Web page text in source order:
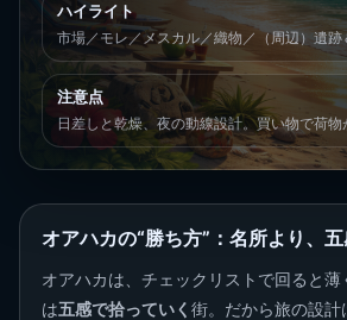
ハイライト
市場／モレ／メスカル／織物／（周辺）遺跡
注意点
日差しと乾燥、夜の動線設計。買い物で荷物
オアハカの“勝ち方”：名所より、
オアハカは、チェックリストで回ると薄
は五感で拾っていく 街。だから旅の設計